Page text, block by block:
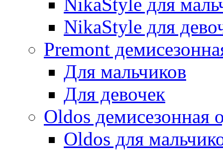
NikaStyle для
Premont
Для мальчиков
Для девочек
Oldos демисезонная
Oldos для